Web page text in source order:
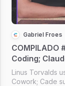
Gabriel Froes
COMPILADO
Coding;
suspende
tecnologia do
Linus Torvalds
Cowork; Cade